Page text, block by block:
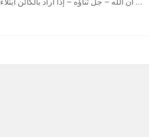
أن الله – جلّ ثناؤه – إذا أراد بالكائن ابتلاءً ...